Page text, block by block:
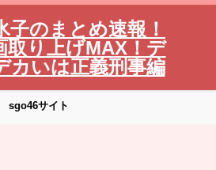
子のまとめ速報！
取り上げMAX！デ
カいは正義刑事編
sgo46サイト